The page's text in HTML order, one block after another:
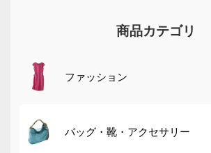
商品カテゴリ
ファッション
バッグ・靴・アクセサリー